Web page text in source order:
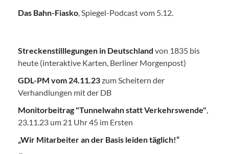
Das Bahn-Fiasko , Spiegel-Podcast vom 5.12.
Streckenstilllegungen in Deutschland von 1835 bis
heute (interaktive Karten, Berliner Morgenpost)
GDL-PM vom 24.11.23zum Scheitern der
Verhandlungen mit der DB
Monitorbeitrag "Tunnelwahn statt Verkehrswende"
23.11.23 um 21 Uhr 45 im Ersten
„Wir Mitarbeiter an der Basis leiden täglich!“